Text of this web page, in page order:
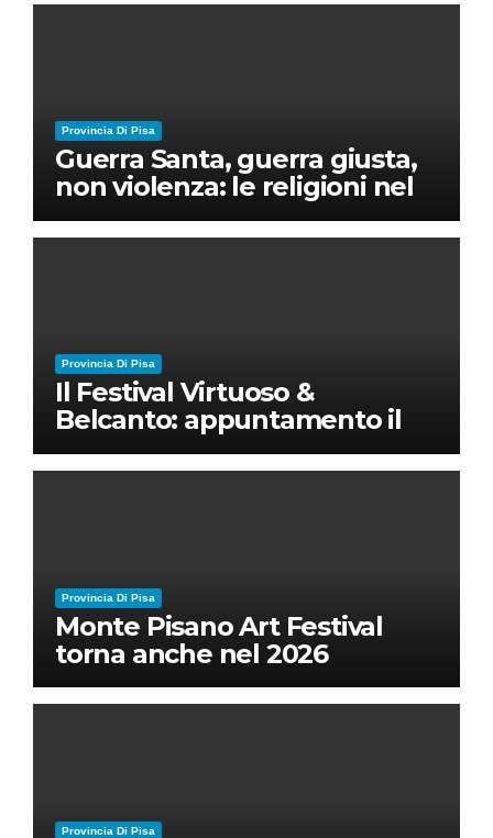
Provincia Di Pisa
Guerra Santa, guerra giusta,
non violenza: le religioni nel
nuovo disordine mondiale
Provincia Di Pisa
Il Festival Virtuoso &
Belcanto: appuntamento il
28 luglio a Palazzo Blu con
Ruben Micieli
Provincia Di Pisa
Monte Pisano Art Festival
torna anche nel 2026
Provincia Di Pisa